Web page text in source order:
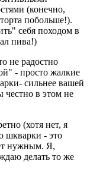
(конечно,
побольше!).
себя походом в
пива!)
не радостно
- просто жалкие
сильнее вашей
честно в этом не
(хотя нет, я
шкварки - это
нужным. Я,
делать то же